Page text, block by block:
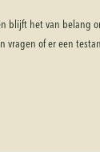
blijft het van belang
vragen of er een